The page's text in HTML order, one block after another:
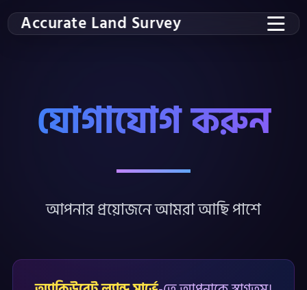
Accurate Land Survey
যোগাযোগ করুন
আপনার প্রয়োজনে আমরা আছি পাশে